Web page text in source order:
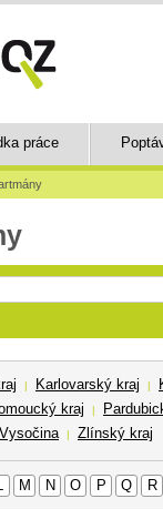
práce
| Karlovarský kraj |
kraj |
Vysočina | Zlínský kraj
M N O P Q R